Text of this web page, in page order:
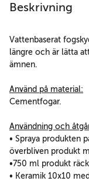
Beskrivning
Vattenbaserat
längre och är lätta
ämnen.
Använd på material:
Cementfogar.
Användning och
• Spraya produkten
överbliven produkt
•750 ml produkt
• Keramik 10x10